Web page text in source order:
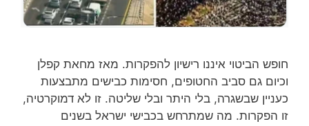
חופש הביטוי איננו רישיון להפקרות. מאז מחאת קפלן
וכיום גם סביב החטופים, חסימות כבישים מתבצעות
כעניין שבשגרה, בלי היתר ובלי שליטה. זו לא דמוקרטיה,
זו הפקרות. מה שמתרחש בכבישי ישראל בשנים